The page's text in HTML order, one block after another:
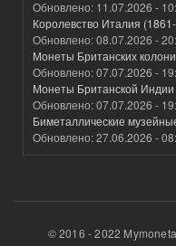
Обновлено: 11.07.2026 -
Королевство Италия
Обновлено:08.07.2026 -
Монеты Британских
Обновлено:07.07.2026 -
Монеты Британской
Обновлено:07.07.2026 -
Биметаллические
Обновлено:27.06.2026 -
© 2016 - 2022